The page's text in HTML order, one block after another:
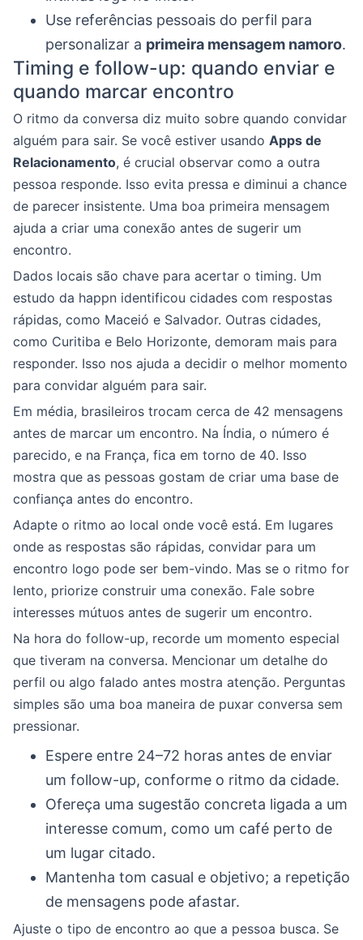
Use referências pessoais do perfil para
personalizar a primeira mensagem namoro.
Timing e follow-up: quando enviar e
quando marcar encontro
O ritmo da conversa diz muito sobre quando convidar
alguém para sair. Se você estiver usando Apps de
Relacionamento, é crucial observar como a outra
pessoa responde. Isso evita pressa e diminui a chance
de parecer insistente. Uma boa primeira mensagem
ajuda a criar uma conexão antes de sugerir um
encontro.
Dados locais são chave para acertar o timing. Um
estudo da happn identificou cidades com respostas
rápidas, como Maceió e Salvador. Outras cidades,
como Curitiba e Belo Horizonte, demoram mais para
responder. Isso nos ajuda a decidir o melhor momento
para convidar alguém para sair.
Em média, brasileiros trocam cerca de 42 mensagens
antes de marcar um encontro. Na Índia, o número é
parecido, e na França, fica em torno de 40. Isso
mostra que as pessoas gostam de criar uma base de
confiança antes do encontro.
Adapte o ritmo ao local onde você está. Em lugares
onde as respostas são rápidas, convidar para um
encontro logo pode ser bem-vindo. Mas se o ritmo for
lento, priorize construir uma conexão. Fale sobre
interesses mútuos antes de sugerir um encontro.
Na hora do follow-up, recorde um momento especial
que tiveram na conversa. Mencionar um detalhe do
perfil ou algo falado antes mostra atenção. Perguntas
simples são uma boa maneira de puxar conversa sem
pressionar.
Espere entre 24–72 horas antes de enviar
um follow-up, conforme o ritmo da cidade.
Ofereça uma sugestão concreta ligada a um
interesse comum, como um café perto de
um lugar citado.
Mantenha tom casual e objetivo; a repetição
de mensagens pode afastar.
Ajuste o tipo de encontro ao que a pessoa busca. Se